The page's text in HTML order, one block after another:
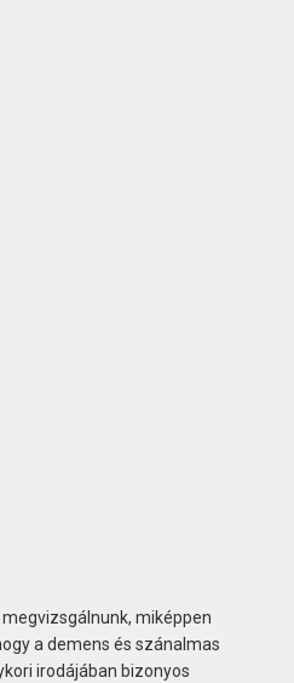
miképpen
a demens és szánalmas
irodájában bizonyos